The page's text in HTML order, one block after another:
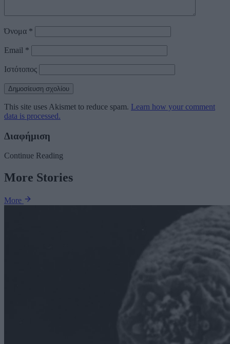
Όνομα *
Email *
Ιστότοπος
This site uses Akismet to reduce spam. Learn how your comment
data is processed.
Διαφήμιση
Continue Reading
More Stories
More